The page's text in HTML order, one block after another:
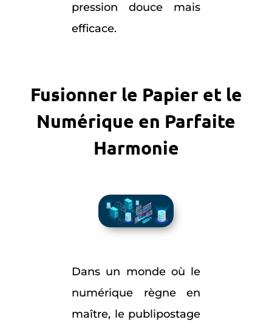
pression douce mais
efficace.
Fusionner le Papier et le
Numérique en Parfaite
Harmonie
Dans un monde où le
numérique règne en
maître, le publipostage